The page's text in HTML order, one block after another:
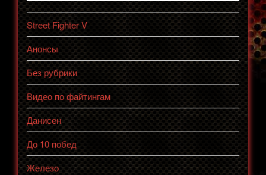
Street Fighter V
Анонсы
Без рубрики
Видео по файтингам
Данисен
До 10 побед
Железо